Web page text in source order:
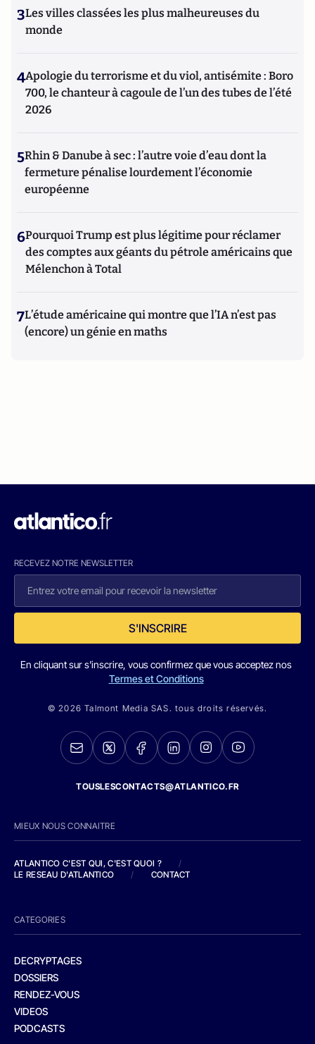
3Les villes classées les plus malheureuses du
monde
4Apologie du terrorisme et du viol, antisémite : Boro
700, le chanteur à cagoule de l’un des tubes de l’été
2026
5Rhin & Danube à sec : l’autre voie d’eau dont la
fermeture pénalise lourdement l’économie
européenne
6Pourquoi Trump est plus légitime pour réclamer
des comptes aux géants du pétrole américains que
Mélenchon à Total
7L’étude américaine qui montre que l’IA n’est pas
(encore) un génie en maths
RECEVEZ NOTRE NEWSLETTER
S'INSCRIRE
En cliquant sur s'inscrire, vous confirmez que vous acceptez nos
Termes et Conditions
© 2026 Talmont Media SAS. tous droits réservés.
TOUSLESCONTACTS@ATLANTICO.FR
MIEUX NOUS CONNAITRE
ATLANTICO C'EST QUI, C'EST QUOI ?
/
LE RESEAU D'ATLANTICO
/ CONTACT
CATEGORIES
DECRYPTAGES
DOSSIERS
RENDEZ-VOUS
VIDEOS
PODCASTS